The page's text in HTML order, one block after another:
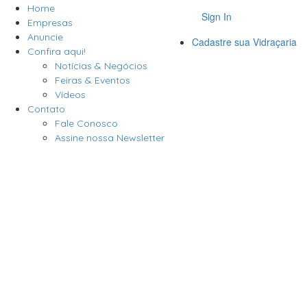
Sign In
Cadastre sua Vidraçaria
Home
Empresas
Anuncie
Confira aqui!
Notícias & Negócios
Feiras & Eventos
Vídeos
Contato
Fale Conosco
Assine nossa Newsletter